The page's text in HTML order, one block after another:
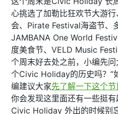
心挑选了加勒比狂欢节大游
会、Pirate Festival海盗节、
JAMBANA One World
度美食节、VELD Music
个周末好去处之前，小编先
个Civic Holiday的历史吗？”
编建议大家先了解一下这个节
你会发现这里面还有一些挺
Civic Holiday 外出的时候别